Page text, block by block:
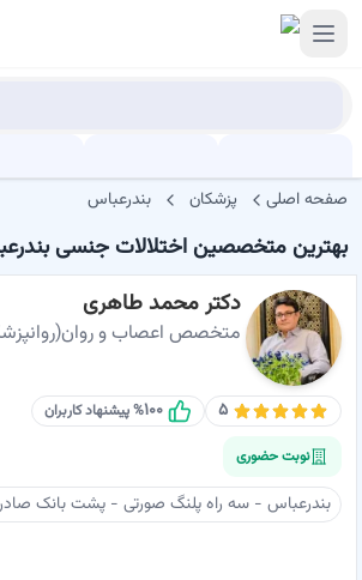
صفحه اصلی پزشکان بندرعباس
بهترین متخصصین اختلالات جنسی
دکتر محمد طاهری
متخصص اعصاب و
۵ ۱۰۰% پیشنهاد کاربران
نوبت حضوری